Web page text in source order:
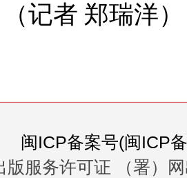
记者 郑瑞洋）
闽ICP备案号(闽ICP
版服务许可证 （署）